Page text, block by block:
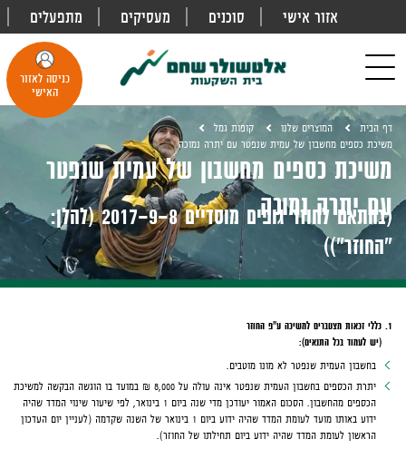
אזור אישי סוכנים מעסיקים מתפעלים
navigation
כניסה לאזור
האישי
משיכת כספים מחשבון של עמית שנפטר
עם יתרה נמוכה
(בהתאם לחוזר גופים מוסדיים 2017-9-8 (להלן:
"החוזר"))
דף הבית המוצרים שלנו
קופות גמל
משיכת כספים מחשבון של עמית שנפטר עם יתרה נמוכה
1. כללי זכאות מצטברים למשיכה ע"פ החוזר
(יש לעמוד בכל התנאים):
בחשבון העמית שנפטר לא מונו מוטבים.
יתרת הכספים בחשבון העמית שנפטר אינה עולה על 8,000 ₪ במועד בו הוגשה הבקשה למשיכת
הכספים מהחשבון. הסכום האמור יעודכן מדי שנה ביום 1 בינואר, לפי שיעור שינוי המדד שהיה
ידוע באותו מועד לעומת המדד שהיה ידוע ביום 1 בינואר של השנה שקדמה (לעניין יום העדכון
הראשון לעומת המדד שהיה ידוע ביום תחילתו של החוזר).